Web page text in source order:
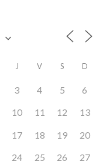
J V S D
3 4 5 6
10 11 12 13
17 18 19 20
24 25 26 27